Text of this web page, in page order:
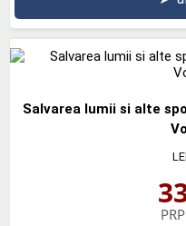
Salvarea lumii si alte